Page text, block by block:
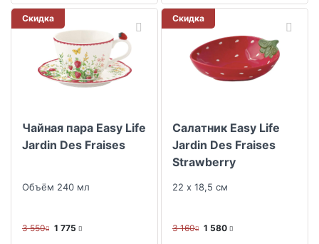
Скидка
Чайная пара Easy Life
Jardin Des Fraises
Объём 240 мл
3 550 1 775
Скидка
Салатник Easy Life
Jardin Des Fraises
Strawberry
22 х 18,5 см
3 160 1 580